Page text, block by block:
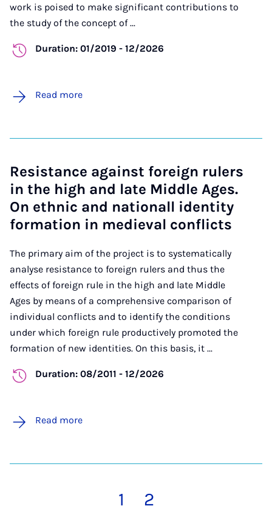
work is poised to make significant contributions to
the study of the concept of ...
Duration: 01/2019 - 12/2026
Read more
Resistance against foreign rulers
in the high and late Middle Ages.
On ethnic and nationall identity
formation in medieval conflicts
The primary aim of the project is to systematically
analyse resistance to foreign rulers and thus the
effects of foreign rule in the high and late Middle
Ages by means of a comprehensive comparison of
individual conflicts and to identify the conditions
under which foreign rule productively promoted the
formation of new identities. On this basis, it ...
Duration: 08/2011 - 12/2026
Read more
1 2